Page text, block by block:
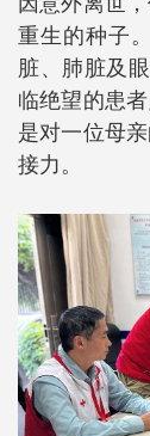
重生的种子
脏、肺脏及
临绝望的患
是对一位母
接力。